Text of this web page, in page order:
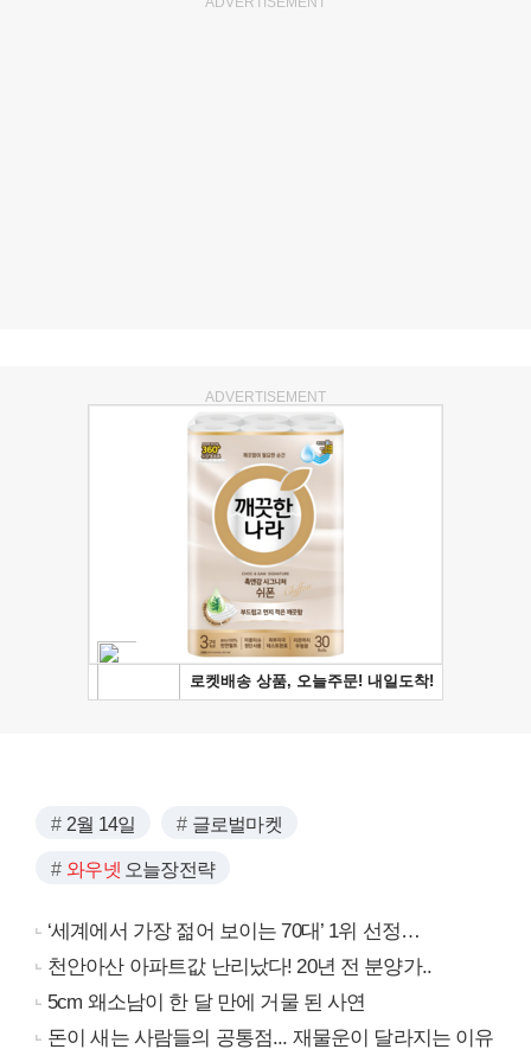
ADVERTISEMENT
2월 14일 글로벌마켓
와우넷 오늘장전략
‘세계에서 가장 젊어 보이는 70대’ 1위 선정…
천안아산 아파트값 난리났다! 20년 전 분양가..
5cm 왜소남이 한 달 만에 거물 된 사연
돈이 새는 사람들의 공통점... 재물운이 달라지는 이유